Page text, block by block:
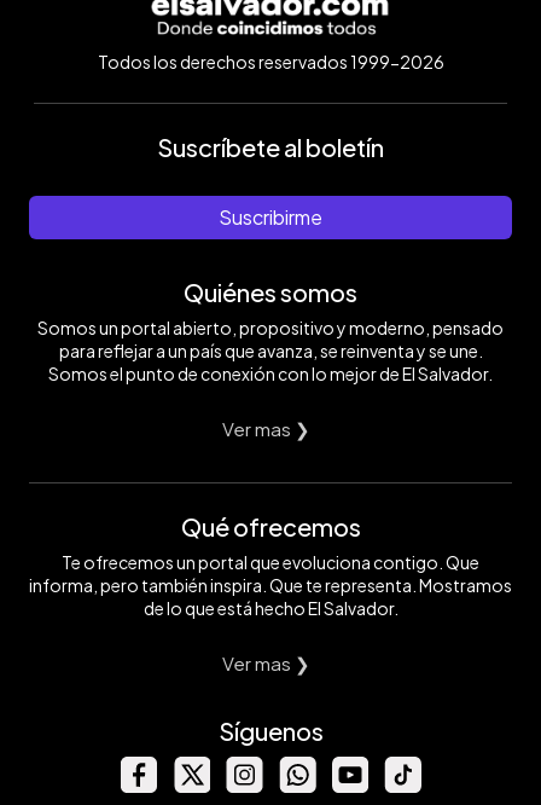
Todos los derechos reservados 1999-2026
Suscríbete al boletín
Suscribirme
Quiénes somos
Somos un portal abierto, propositivo y moderno, pensado
para reflejar a un país que avanza, se reinventa y se une.
Somos el punto de conexión con lo mejor de El Salvador.
Ver mas ❯
Qué ofrecemos
Te ofrecemos un portal que evoluciona contigo. Que
informa, pero también inspira. Que te representa. Mostramos
de lo que está hecho El Salvador.
Ver mas ❯
Síguenos